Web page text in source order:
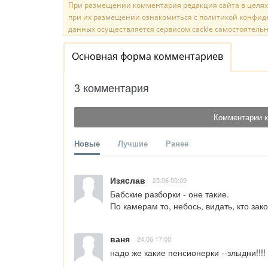
При размещении комментария редакция сайта в
при их размещении ознакомиться с политикой
данных осуществляется сервисом cackle
Основная форма комментариев
3 комментария
Комментарии
Новые Лучшие Ранее
Изяcлав 25.06 00:09
Бабские разборки - оне такие.
По камерам то, небось, видать, кто
ваня 24.06 17:00
надо же какие пенсионерки --злыдни!!!!